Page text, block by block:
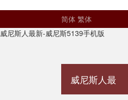
简体 繁体
威尼斯人最新-威尼斯5139手机版
威尼斯人最